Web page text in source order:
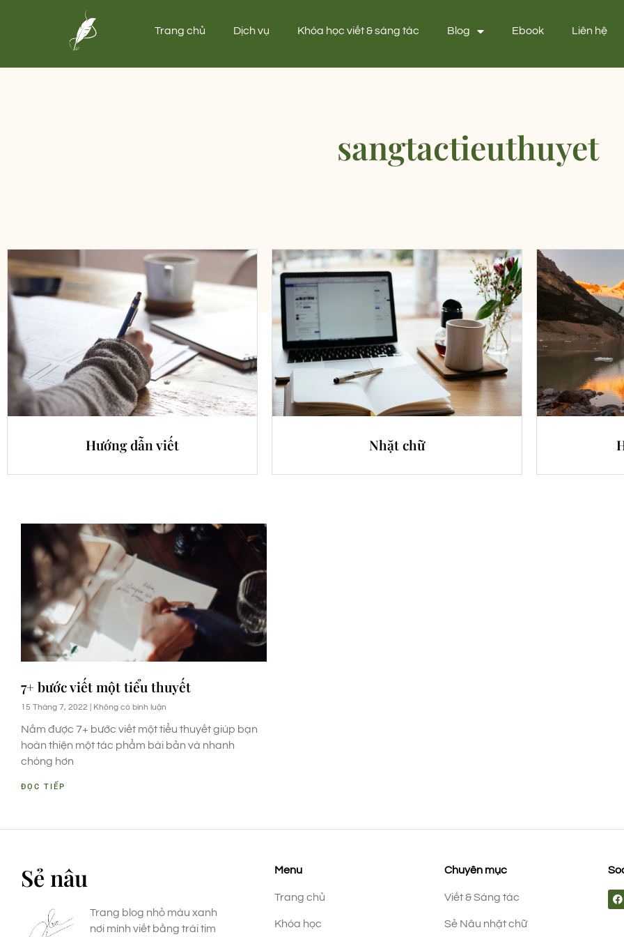
Trang chủ Dịch vụ Khóa học viết & sáng tác Blog Ebook Liên hệ
sangtactieuthuyet
Hướng dẫn viết Nhặt chữ
7+ bước viết một tiểu thuyết
15 Tháng 7, 2022 Không có bình luận
Nắm được 7+ bước viết một tiểu thuyết giúp bạn
hoàn thiện một tác phẩm bài bản và nhanh
chóng hơn
ĐỌC TIẾP
Sẻ nâu
Trang blog nhỏ màu xanh
nơi mình viết bằng trái tim
Menu
Trang chủ
Khóa học
Chuyên mục
Viết & Sáng tác
Sẻ Nâu nhặt chữ